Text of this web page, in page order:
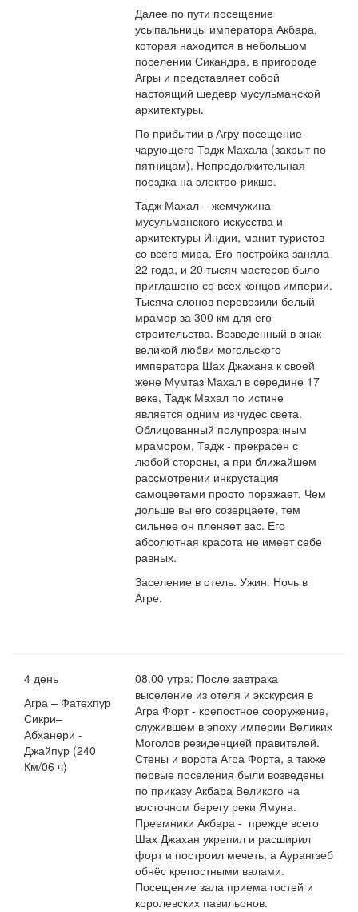
Далее по пути посещение
усыпальницы императора Акбара,
которая находится в небольшом
поселении Сикандра, в пригороде
Агры и представляет собой
настоящий шедевр мусульманской
архитектуры.
По прибытии в Агру посещение
чарующего Тадж Махала (закрыт по
пятницам). Непродолжительная
поездка на электро-рикше.
Тадж Махал – жемчужина
мусульманского искусства и
архитектуры Индии, манит туристов
со всего мира. Его постройка заняла
22 года, и 20 тысяч мастеров было
приглашено со всех концов империи.
Тысяча слонов перевозили белый
мрамор за 300 км для его
строительства. Возведенный в знак
великой любви могольского
императора Шах Джахана к своей
жене Мумтаз Махал в середине 17
веке, Тадж Махал по истине
является одним из чудес света.
Облицованный полупрозрачным
мрамором, Тадж - прекрасен с
любой стороны, а при ближайшем
рассмотрении инкрустация
самоцветами просто поражает. Чем
дольше вы его созерцаете, тем
сильнее он пленяет вас. Его
абсолютная красота не имеет себе
равных.
Заселение в отель. Ужин. Ночь в
Агре.
4 день
Агра – Фатехпур
Сикри–
Абханери -
Джайпур (240
Км/06 ч)
08.00 утра: После завтрака
выселение из отеля и экскурсия в
Агра Форт - крепостное сооружение,
служившем в эпоху империи Великих
Моголов резиденцией правителей.
Стены и ворота Агра Форта, а также
первые поселения были возведены
по приказу Акбара Великого на
восточном берегу реки Ямуна.
Преемники Акбара - прежде всего
Шах Джахан укрепил и расширил
форт и построил мечеть, а Аурангзеб
обнёс крепостными валами.
Посещение зала приема гостей и
королевских павильонов.